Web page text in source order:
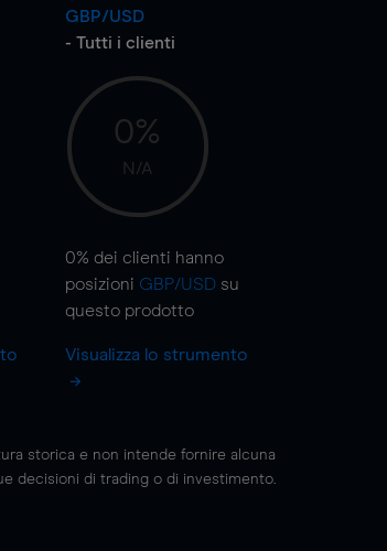
GBP/USD
- Tutti i clienti
0%
N/A
0% dei clienti hanno
posizioni GBP/USDsu
questo prodotto
Visualizza lo strumento
storica e non intende fornire alcuna
decisioni di trading o di investimento.